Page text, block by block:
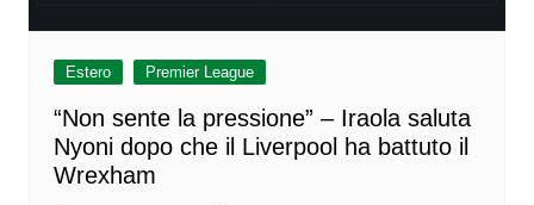
Estero Premier League
“Non sente la pressione” – Iraola saluta
Nyoni dopo che il Liverpool ha battuto il
Wrexham